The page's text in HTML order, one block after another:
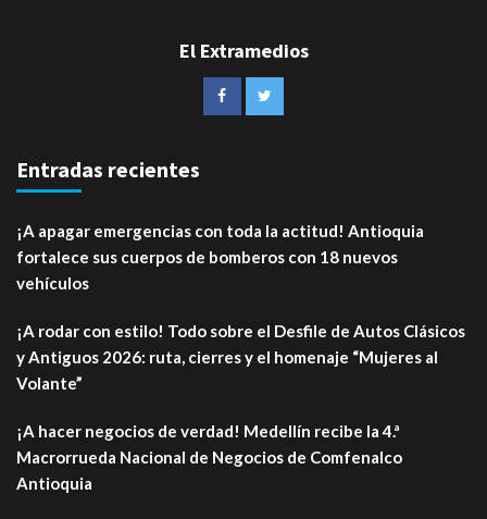
El Extramedios
Entradas recientes
¡A apagar emergencias con toda la actitud! Antioquia
fortalece sus cuerpos de bomberos con 18 nuevos
vehículos
¡A rodar con estilo! Todo sobre el Desfile de Autos Clásicos
y Antiguos 2026: ruta, cierres y el homenaje “Mujeres al
Volante”
¡A hacer negocios de verdad! Medellín recibe la 4.ª
Macrorrueda Nacional de Negocios de Comfenalco
Antioquia